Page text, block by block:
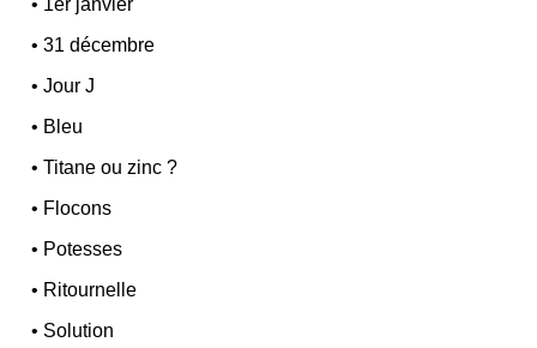
• 1er janvier
•31 décembre
•Jour J
• Bleu
•Titane ou zinc ?
• Flocons
• Potesses
• Ritournelle
• Solution